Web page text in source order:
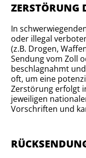
ZERSTÖRUNG
In
oder illegal
(z.B. Drogen,
Sendung vom Zoll
beschlagnahmt
oft, um eine
Zerstörung erfolgt
jeweiligen
Vorschriften und